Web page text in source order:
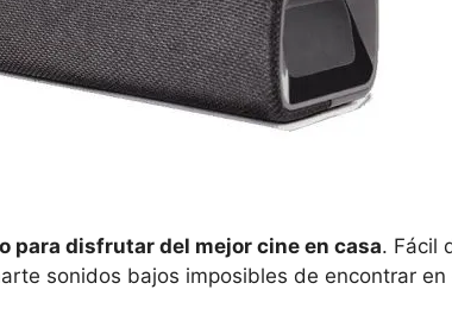
para disfrutar del mejor cine en casa. Fácil
sonidos bajos imposibles de encontrar en